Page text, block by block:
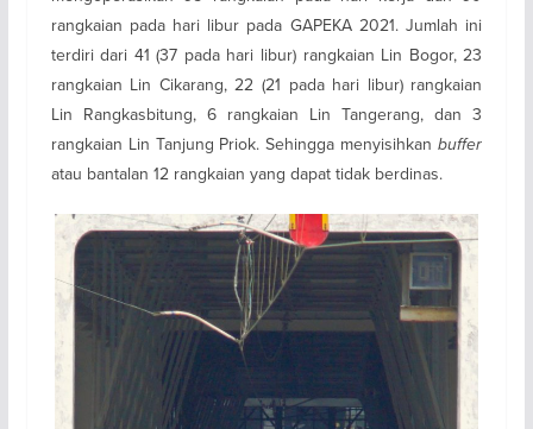
rangkaian pada hari libur pada GAPEKA 2021. Jumlah ini
terdiri dari 41 (37 pada hari libur) rangkaian Lin Bogor, 23
rangkaian Lin Cikarang, 22 (21 pada hari libur) rangkaian
Lin Rangkasbitung, 6 rangkaian Lin Tangerang, dan 3
rangkaian Lin Tanjung Priok. Sehingga menyisihkanbuffer
atau bantalan 12 rangkaian yang dapat tidak berdinas.